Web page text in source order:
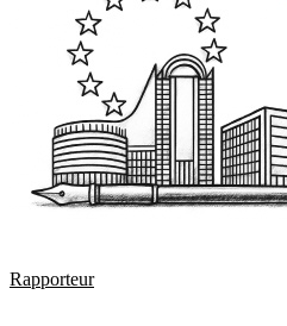
Rapporteur